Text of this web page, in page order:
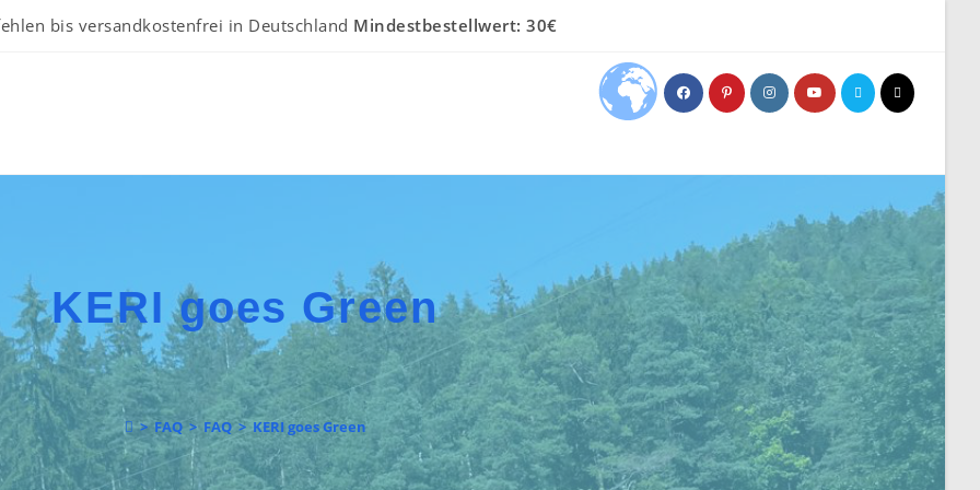
bis versandkostenfrei in Deutschland Mindestbestellwert: 30€
KERI goes Green
> FAQ > FAQ > KERI goes Green